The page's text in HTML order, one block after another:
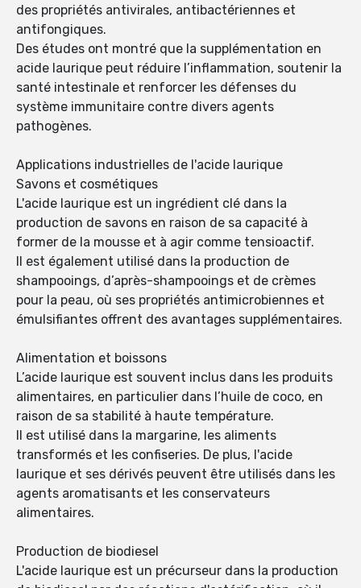
des propriétés antivirales, antibactériennes et
antifongiques.
Des études ont montré que la supplémentation en
acide laurique peut réduire l’inflammation, soutenir la
santé intestinale et renforcer les défenses du
système immunitaire contre divers agents
pathogènes.
Applications industrielles de l'acide laurique
Savons et cosmétiques
L'acide laurique est un ingrédient clé dans la
production de savons en raison de sa capacité à
former de la mousse et à agir comme tensioactif.
Il est également utilisé dans la production de
shampooings, d’après-shampooings et de crèmes
pour la peau, où ses propriétés antimicrobiennes et
émulsifiantes offrent des avantages supplémentaires.
Alimentation et boissons
L’acide laurique est souvent inclus dans les produits
alimentaires, en particulier dans l’huile de coco, en
raison de sa stabilité à haute température.
Il est utilisé dans la margarine, les aliments
transformés et les confiseries. De plus, l'acide
laurique et ses dérivés peuvent être utilisés dans les
agents aromatisants et les conservateurs
alimentaires.
Production de biodiesel
L'acide laurique est un précurseur dans la production